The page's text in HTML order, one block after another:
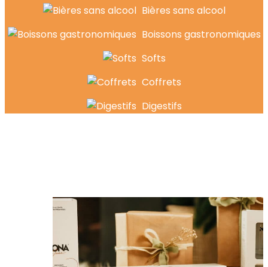
Bières sans alcool
Boissons gastronomiques
Softs
Coffrets
Digestifs